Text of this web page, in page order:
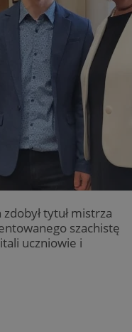
tytuł mistrza
szachistę
uczniowie i